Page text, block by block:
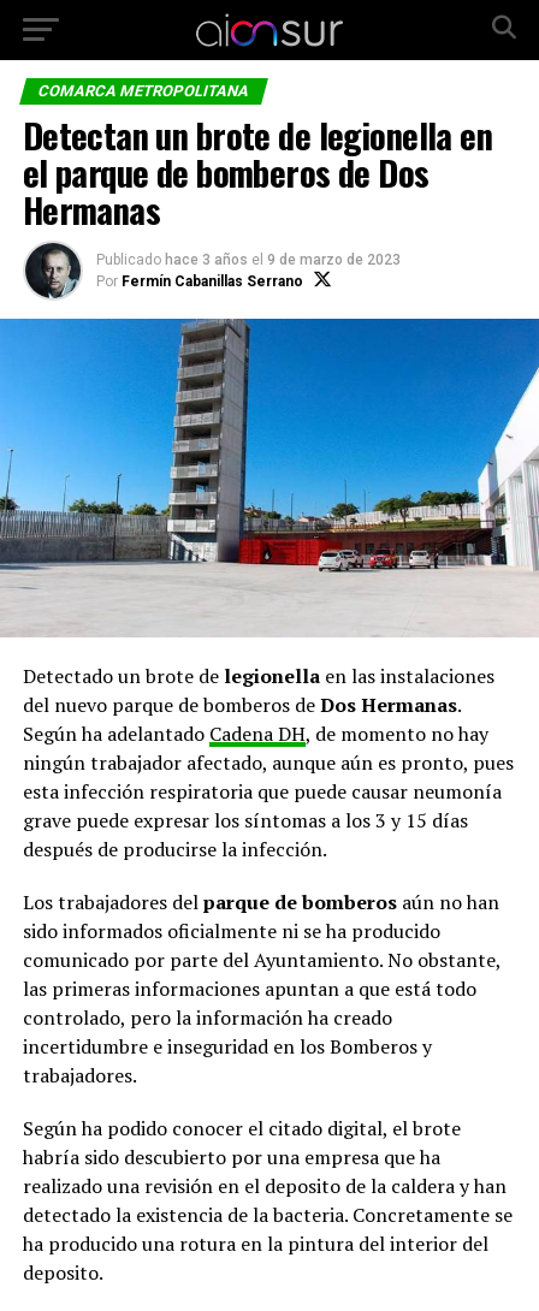
COMARCA METROPOLITANA
Detectan un brote de legionella en
el parque de bomberos de Dos
Hermanas
Publicado hace 3 años el 9 de marzo de 2023
Por Fermín Cabanillas Serrano
Detectado un brote de legionellaen las instalaciones
del nuevo parque de bomberos deDos Hermanas.
Según ha adelantado Cadena DH, de momento no hay
ningún trabajador afectado, aunque aún es pronto, pues
esta infección respiratoria que puede causar neumonía
grave puede expresar los síntomas a los 3 y 15 días
después de producirse la infección.
Los trabajadores delparque de bomberosaún no han
sido informados oficialmente ni se ha producido
comunicado por parte del Ayuntamiento. No obstante,
las primeras informaciones apuntan a que está todo
controlado, pero la información ha creado
incertidumbre e inseguridad en los Bomberos y
trabajadores.
Según ha podido conocer el citado digital, el brote
habría sido descubierto por una empresa que ha
realizado una revisión en el deposito de la caldera y han
detectado la existencia de la bacteria. Concretamente se
ha producido una rotura en la pintura del interior del
deposito.